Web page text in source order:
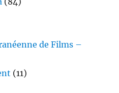
de Films –
(11)